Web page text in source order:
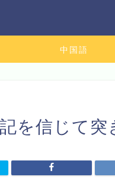
中国語
を信じて突